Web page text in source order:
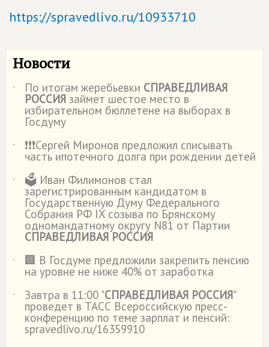
https://spravedlivo.ru/10933710
Новости
˙ По итогам жеребьевки СПРАВЕДЛИВАЯ
РОССИЯ займет шестое место в
избирательном бюллетене на выборах в
Госдуму
˙
❗️❗️❗️Сергей Миронов предложил списывать
часть ипотечного долга при рождении детей
˙
🗳️ Иван Филимонов стал
зарегистрированным кандидатом в
Государственную Думу Федерального
Собрания РФ IX созыва по Брянскому
одномандатному округу N81 от Партии
СПРАВЕДЛИВАЯ РОССИЯ
˙
🏢 В Госдуме предложили закрепить пенсию
на уровне не ниже 40% от заработка
˙
Завтра в 11:00 "СПРАВЕДЛИВАЯ РОССИЯ"
проведет в ТАСС Всероссийскую пресс-
конференцию по теме зарплат и пенсий:
spravedlivo.ru/16359910